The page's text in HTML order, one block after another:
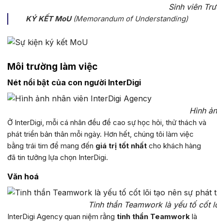
Sinh viên
KÝ KẾT MoU (Memorandum of Understanding)
Môi trường làm việc
Nét nổi bật của con người InterDigi
Hình
Ở InterDigi, mỗi cá nhân đều đề cao sự học hỏi, thử thách và
phát triển bản thân mỗi ngày. Hơn hết, chúng tôi làm việc
bằng trái tim để mang đến giá trị tốt nhất cho khách hàng
đã tin tưởng lựa chọn InterDigi.
Văn hoá
Tinh thần Teamwork là yếu tố cốt
InterDigi Agency quan niệm rằng tinh thần Teamwork là